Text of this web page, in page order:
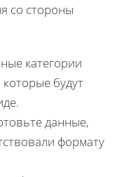
со стороны
категории
будут
данные,
формату